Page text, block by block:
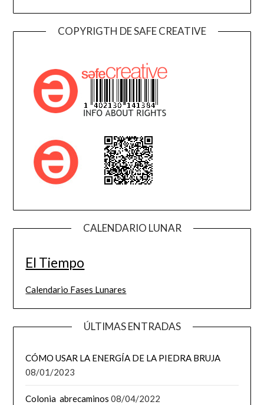
COPYRIGTH DE SAFE CREATIVE
CALENDARIO LUNAR
El Tiempo
Calendario Fases Lunares
ÚLTIMAS ENTRADAS
CÓMO USAR LA ENERGÍA DE LA PIEDRA BRUJA
08/01/2023
Colonia abrecaminos 08/04/2022